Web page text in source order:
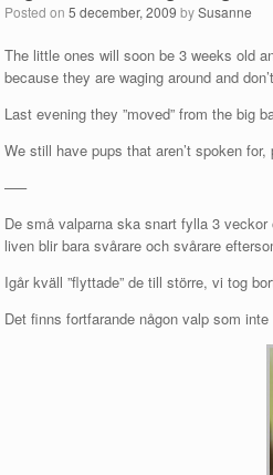
Posted on 5 december, 2009 bySusanne
The little ones will soon be 3 weeks old
because they are waging around and
Last evening they ”moved” from the big
We still have pups that aren’t spoken
—–
De små valparna ska snart fylla 3
liven blir bara svårare och svårare
Igår kväll ”flyttade” de till större, vi tog
Det finns fortfarande någon valp som